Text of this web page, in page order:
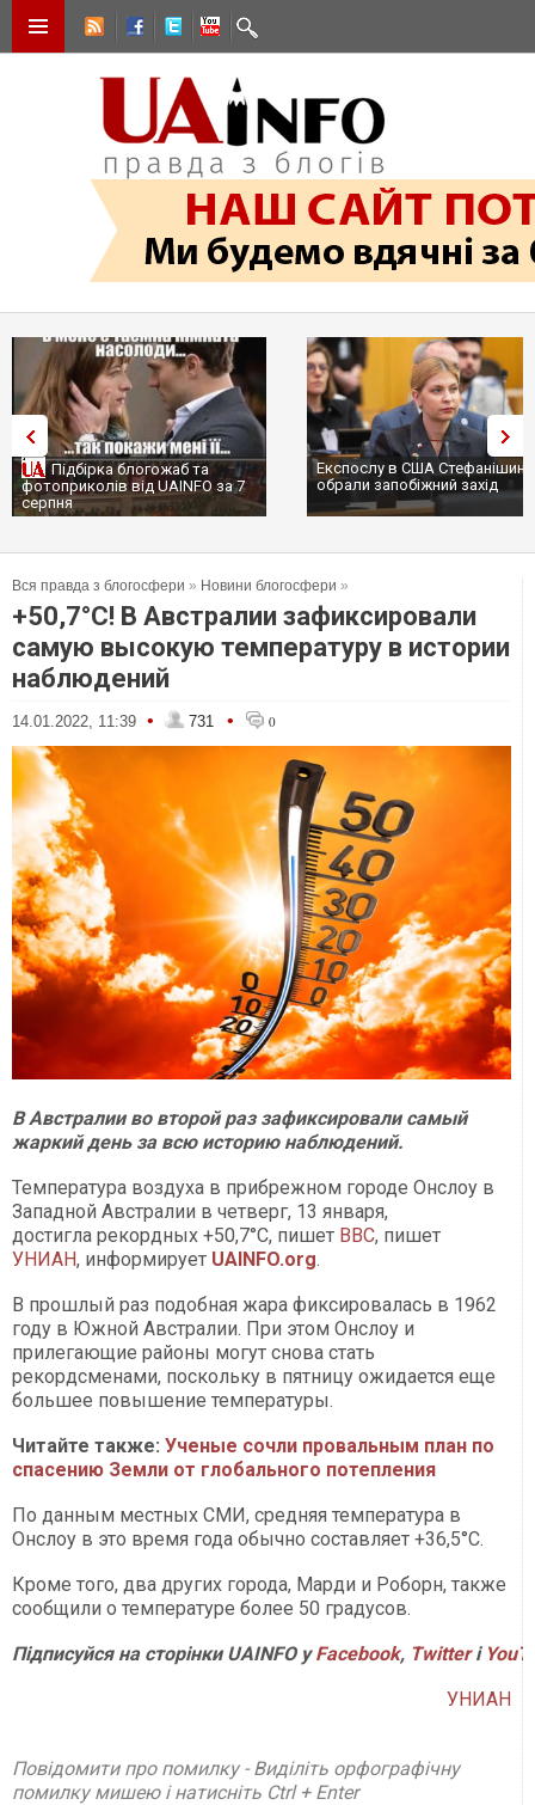
Підбірка блогожаб та
фотоприколів від UAINFO за 7
серпня
Експослу в США
обрали запобіжний захід
Вся правда з блогосфери » Новини блогосфери »
+50,7°C! В Австралии зафиксировали
самую высокую температуру в истории
наблюдений
14.01.2022, 11:39 • 731 • 0
В Австралии во второй раз зафиксировали самый
жаркий день за всю историю наблюдений.
Температура воздуха в прибрежном городе Онслоу в
Западной Австралии в четверг, 13 января,
достигла рекордных +50,7°C, пишет BBC, пишет
УНИАН, информирует UAINFO.org.
В прошлый раз подобная жара фиксировалась в 1962
году в Южной Австралии. При этом Онслоу и
прилегающие районы могут снова стать
рекордсменами, поскольку в пятницу ожидается еще
большее повышение температуры.
Читайте также: Ученые сочли провальным план по
спасению Земли от глобального потепления
По данным местных СМИ, средняя температура в
Онслоу в это время года обычно составляет +36,5°C.
Кроме того, два других города, Марди и Роборн, также
сообщили о температуре более 50 градусов.
Підписуйся на сторінки UAINFO уFacebook, Twitterі
УНИАН
Повідомити про помилку - Виділіть орфографічну
помилку мишею і натисніть Ctrl + Enter